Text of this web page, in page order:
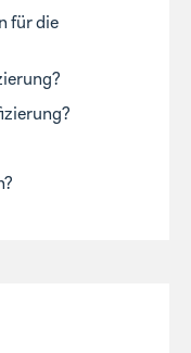
für die